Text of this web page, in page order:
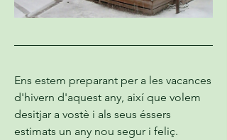
Ens estem preparant per a les vacances
d'hivern d'aquest any, així que volem
desitjar a vostè i als seus éssers
estimats un any nou segur i feliç.